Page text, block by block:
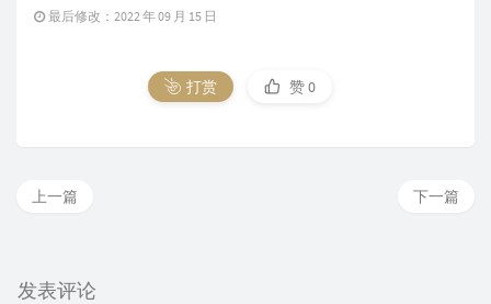
最后修改：2022 年 09 月 15 日
打赏 赞0
下一篇
上一篇
发表评论